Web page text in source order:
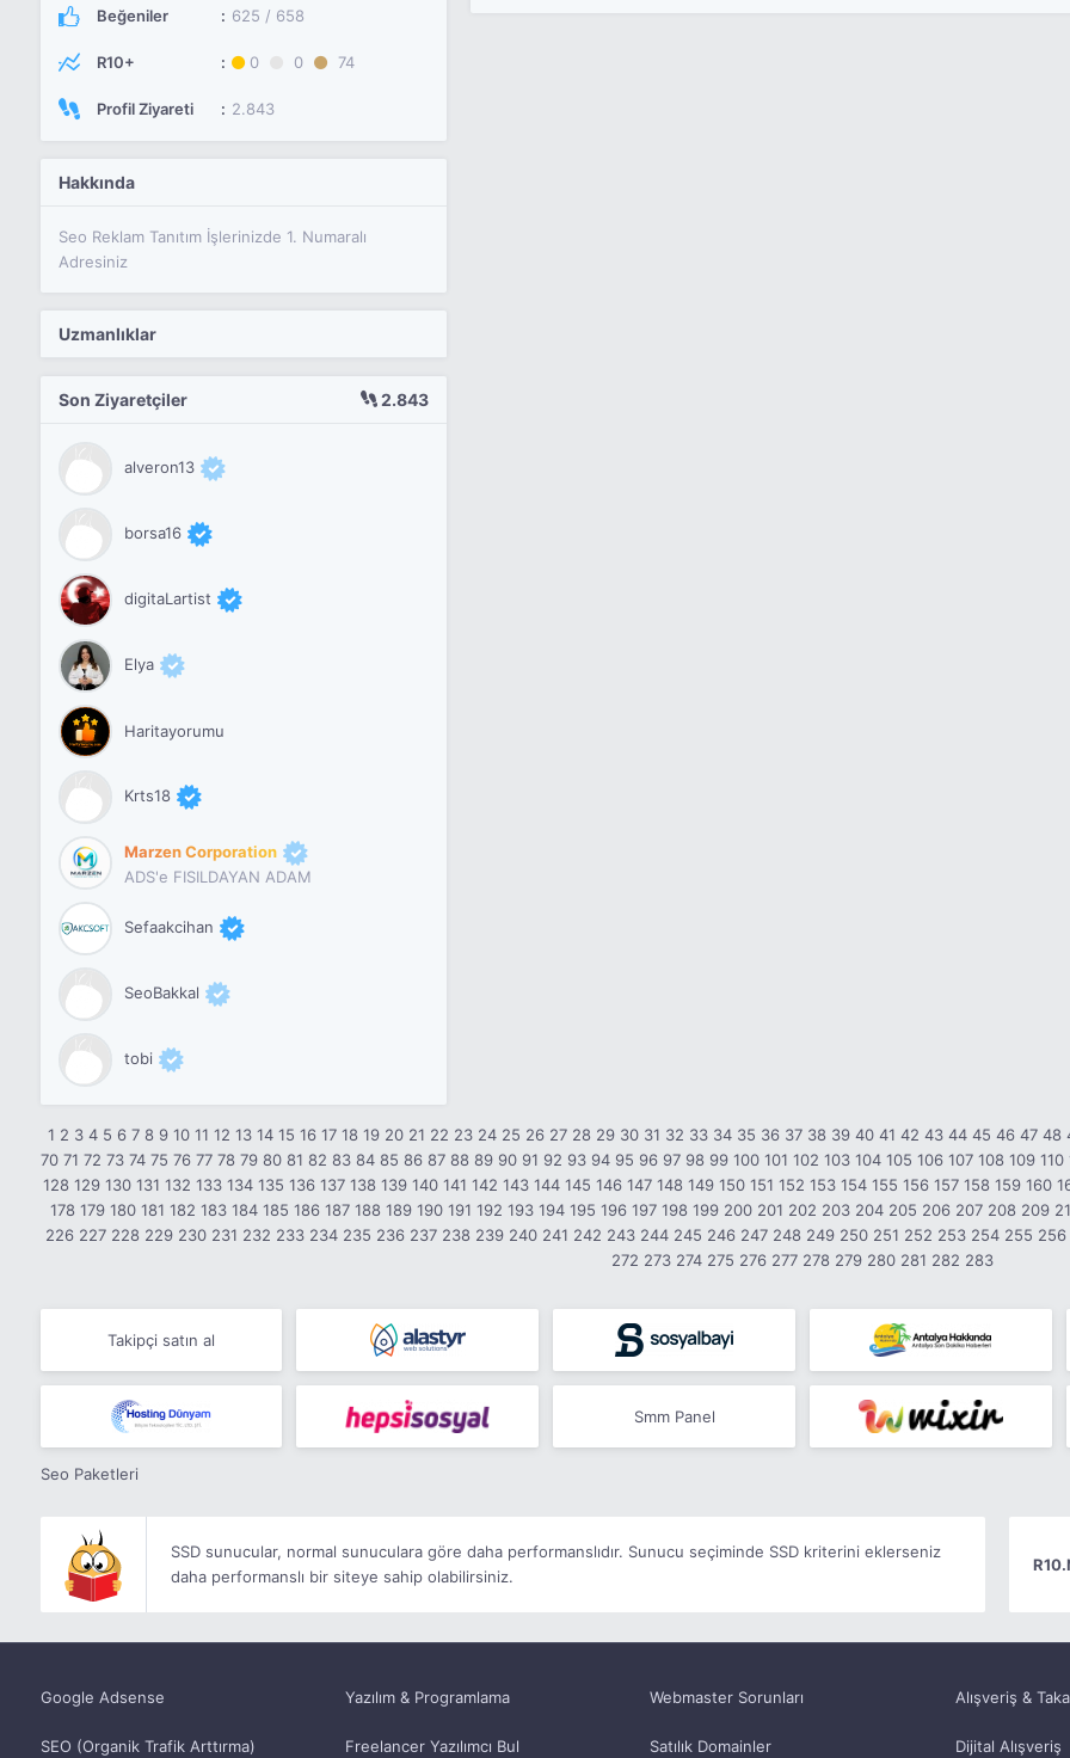
Beğeniler 625 / 658
R10+ 0 0 74
Profil Ziyareti 2.843
Hakkında
Seo Reklam Tanıtım İşlerinizde 1. Numaralı
Adresiniz
Uzmanlıklar
Son Ziyaretçiler 2.843
alveron13
borsa16
digitaLartist
Elya
Haritayorumu
Krts18
Marzen Corporation
ADS'e FISILDAYAN ADAM
Sefaakcihan
SeoBakkal
tobi
1 2 3 4 5 6 7 8 9 10 11 12 13 14 15 16 17 18 19 20 21 22 23 24 25 26 27 28 29 30 31 32 33 34 35 36 37 38 39 40 41 42 43 44 45 46 47 48
70 71 72 73 74 75 76 77 78 79 80 81 82 83 84 85 86 87 88 89 90 91 92 93 94 95 96 97 98 99 100 101 102 103 104 105 106 107 108 109 110
128 129 130 131 132 133 134 135 136 137 138 139 140 141 142 143 144 145 146 147 148 149 150 151 152 153 154 155 156 157 158 159 160
178 179 180 181 182 183 184 185 186 187 188 189 190 191 192 193 194 195 196 197 198 199 200 201 202 203 204 205 206 207 208 209
226 227 228 229 230 231 232 233 234 235 236 237 238 239 240 241 242 243 244 245 246 247 248 249 250 251 252 253 254 255 256
272 273 274 275 276 277 278 279 280 281 282 283
Takipçi satın al
Smm Panel
Seo Paketleri
SSD sunucular, normal sunuculara göre daha performanslıdır. Sunucu seçiminde SSD kriterini eklerseniz
daha performanslı bir siteye sahip olabilirsiniz.
Google Adsense
SEO (Organik Trafik Arttırma)
Yazılım & Programlama
Freelancer Yazılımcı Bul
Webmaster Sorunları
Satılık Domainler
Alışveriş &
Dijital Alışveriş